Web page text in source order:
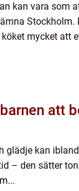
kan vara som
Stockholm.
mycket att
att
glädje kan
– den sätter